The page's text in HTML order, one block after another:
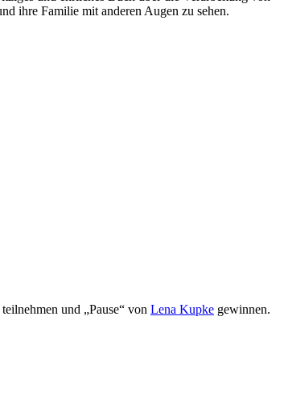
ihre Familie mit anderen Augen zu sehen.
und „Pause“ von Lena Kupke gewinnen.